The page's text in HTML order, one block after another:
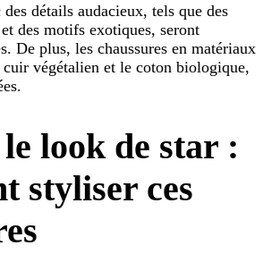
des détails audacieux, tels que des
des motifs exotiques, seront
De plus, les chaussures en matériaux
végétalien et le coton biologique,
look de star :
styliser ces